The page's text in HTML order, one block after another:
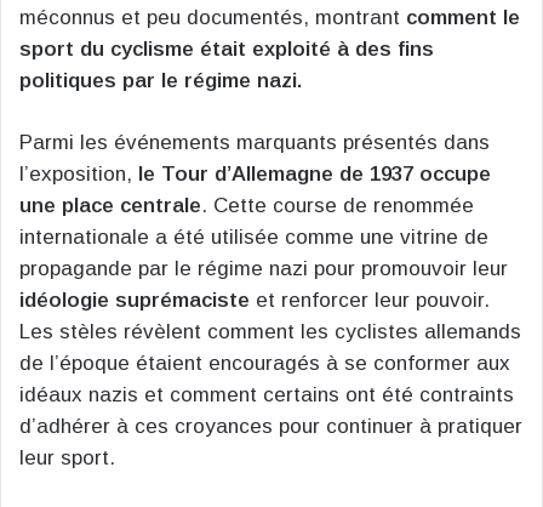
méconnus et peu documentés, montrant comment le
sport du cyclisme était exploité à des fins
politiques par le régime nazi.
Parmi les événements marquants présentés dans
l’exposition, le Tour d’Allemagne de 1937 occupe
une place centrale. Cette course de renommée
internationale a été utilisée comme une vitrine de
propagande par le régime nazi pour promouvoir leur
idéologie suprémaciste et renforcer leur pouvoir.
Les stèles révèlent comment les cyclistes allemands
de l’époque étaient encouragés à se conformer aux
idéaux nazis et comment certains ont été contraints
d’adhérer à ces croyances pour continuer à pratiquer
leur sport.